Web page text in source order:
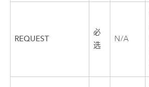
REQUEST
必
选
N/A